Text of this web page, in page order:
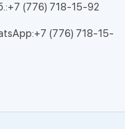
+7 (776) 718-15-92
+7 (776) 718-15-